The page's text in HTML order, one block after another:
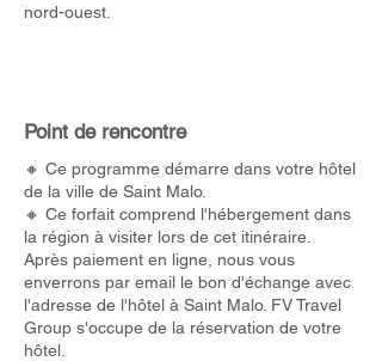
nord-ouest.
Point de rencontre
🔸 Ce programme démarre dans votre hôtel
de la ville de Saint Malo.
🔸 Ce forfait comprend l'hébergement dans
la région à visiter lors de cet itinéraire.
Après paiement en ligne, nous vous
enverrons par email le bon d'échange avec
l'adresse de l'hôtel à Saint Malo. FV Travel
Group s'occupe de la réservation de votre
hôtel.